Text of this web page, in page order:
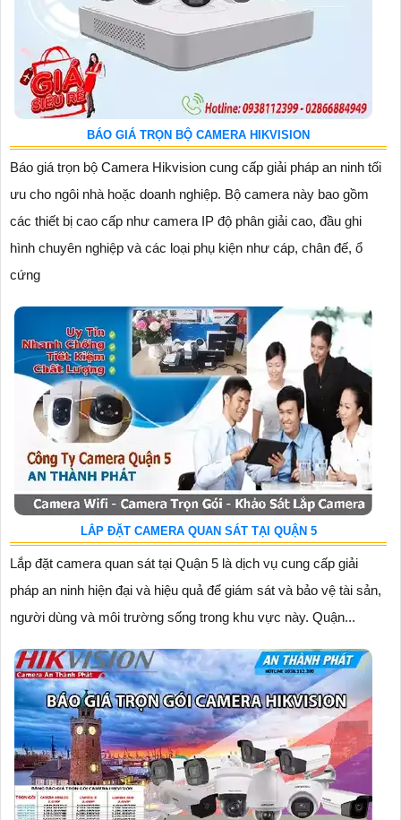
BÁO GIÁ TRỌN BỘ CAMERA HIKVISION
Báo giá trọn bộ Camera Hikvision cung cấp giải pháp an ninh tối
ưu cho ngôi nhà hoặc doanh nghiệp. Bộ camera này bao gồm
các thiết bị cao cấp như camera IP độ phân giải cao, đầu ghi
hình chuyên nghiệp và các loại phụ kiện như cáp, chân đế, ổ
cứng
LẮP ĐẶT CAMERA QUAN SÁT TẠI QUẬN 5
Lắp đặt camera quan sát tại Quận 5 là dịch vụ cung cấp giải
pháp an ninh hiện đại và hiệu quả để giám sát và bảo vệ tài sản,
người dùng và môi trường sống trong khu vực này. Quận...